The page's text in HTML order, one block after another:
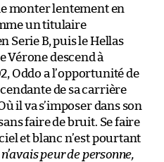
monter lentement en
un titulaire
Serie B, puis le Hellas
Vérone descend à
Oddo a l’opportunité de
de sa carrière
il va s’imposer dans son
faire de bruit. Se faire
et blanc n’est pourtant
n’avais peur de personne,